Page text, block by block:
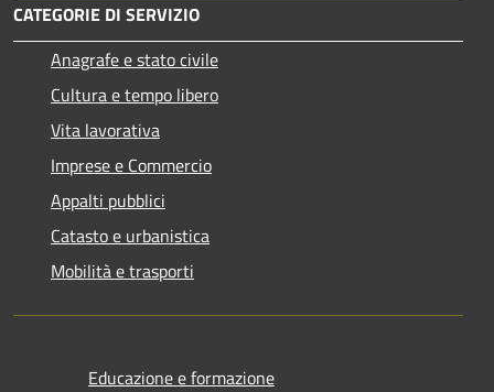
CATEGORIE DI SERVIZIO
Anagrafe e stato civile
Cultura e tempo libero
Vita lavorativa
Imprese e Commercio
Appalti pubblici
Catasto e urbanistica
Mobilità e trasporti
Educazione e formazione